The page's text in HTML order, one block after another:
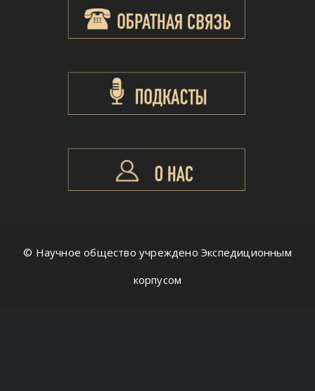
© Научное общество учреждено Экспедиционным
корпусом